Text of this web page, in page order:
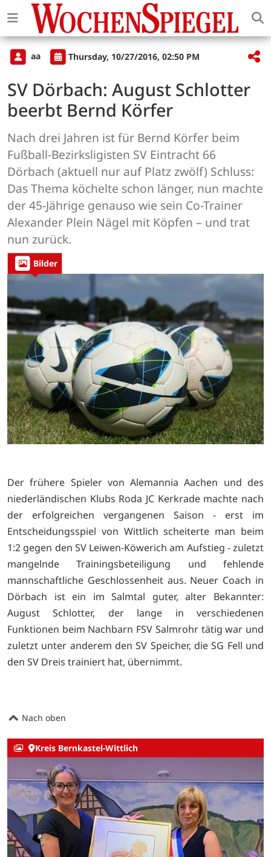
aa Thursday, 10/27/2016, 02:50 PM
SV Dörbach: August Schlotter
beerbt Bernd Körfer
Nach drei Jahren ist für Bernd Körfer beim
Fußball-Bezirksligisten SV Eintracht 66
Dörbach (aktuell nur auf Platz zwölf) Schluss:
Das Thema köchelte schon länger, nun machte
der 45-Jährige genauso wie sein Co-Trainer
Alexander Plein Nägel mit Köpfen – und trat
nun zurück.
Bilder
Der frühere Spieler von Alemannia Aachen und des
niederländischen Klubs Roda JC Kerkrade machte nach
der erfolgreichen vergangenen Saison - erst im
Entscheidungsspiel von Wittlich scheiterte man beim
1:2 gegen den SV Leiwen-Köwerich am Aufstieg - zuletzt
mangelnde Trainingsbeteiligung und fehlende
mannschaftliche Geschlossenheit aus. Neuer Coach in
Dörbach ist ein im Salmtal guter, alter Bekannter:
August Schlotter, der lange in verschiedenen
Funktionen beim Nachbarn FSV Salmrohr tätig war und
zuletzt unter anderem den SV Speicher, die SG Fell und
den SV Dreis trainiert hat, übernimmt.
Nach oben
Kreis Bernkastel-Wittlich